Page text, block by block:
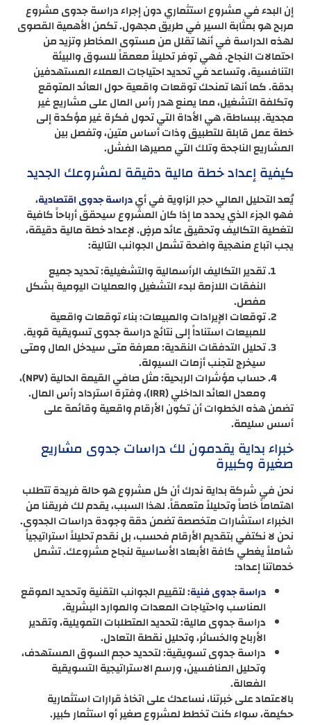
إن البدء في مشروع استثماري دون إجراء دراسة جدوى مشروع
مربح هو بمثابة السير في طريق مجهول. تكمن الأهمية القصوى
لهذه الدراسة في أنها تقلل من مستوى المخاطر وتزيد من
احتمالات النجاح. فهي توفر تحليلاً معمقاً للسوق والبيئة
التنافسية، وتساعد في تحديد احتياجات العملاء المستهدفين
بدقة. كما أنها تمنحك توقعات واقعية حول العائد المتوقع
وتكلفة التشغيل، مما يمنع هدر رأس المال على مشاريع غير
مجدية. ببساطة، هي الأداة التي تحول فكرة غير مؤكدة إلى
خطة عمل قابلة للتطبيق وذات أساس متين، وتفصل بين
المشاريع الناجحة وتلك التي مصيرها الفشل.
كيفية إعداد خطة مالية دقيقة لمشروعك الجديد
يُعد التحليل المالي حجر الزاوية في أيدراسة جدوى اقتصادية،
فهو الجزء الذي يحدد ما إذا كان المشروع سيحقق أرباحاً كافية
لتغطية التكاليف وتحقيق عائد مرضٍ. لإعداد خطة مالية دقيقة،
يجب اتباع منهجية واضحة تشمل الجوانب التالية:
تقدير التكاليف الرأسمالية والتشغيلية: تحديد جميع
النفقات اللازمة لبدء التشغيل والعمليات اليومية بشكل
مفصل.
توقعات الإيرادات والمبيعات: بناء توقعات واقعية
للمبيعات استناداً إلى نتائج دراسة جدوى تسويقية قوية.
تحليل التدفقات النقدية: معرفة متى سيدخل المال ومتى
سيخرج لتجنب أزمات السيولة.
حساب مؤشرات الربحية: مثل صافي القيمة الحالية (NPV)،
ومعدل العائد الداخلي (IRR)، وفترة استرداد رأس المال.
تضمن هذه الخطوات أن تكون الأرقام واقعية وقائمة على
أسس سليمة.
خبراء بداية يقدمون لك دراسات جدوى مشاريع
صغيرة وكبيرة
نحن في شركة بداية ندرك أن كل مشروع هو حالة فريدة تتطلب
اهتماماً خاصاً وتحليلاً متعمقاً. لهذا السبب، يقدم لك فريقنا من
الخبراء استشارات متخصصة تضمن دقة وجودة دراسات الجدوى.
نحن لا نكتفي بتقديم الأرقام فحسب، بل نقدم تحليلاً استراتيجياً
شاملاً يغطي كافة الأبعاد الأساسية لنجاح مشروعك. تشمل
خدماتنا إعداد:
دراسة جدوى فنية: لتقييم الجوانب التقنية وتحديد الموقع
المناسب واحتياجات المعدات والموارد البشرية.
دراسة جدوى مالية: لتحديد المتطلبات التمويلية، وتقدير
الأرباح والخسائر، وتحليل نقطة التعادل.
دراسة جدوى تسويقية: لتحديد حجم السوق المستهدف،
وتحليل المنافسين، ورسم الاستراتيجية التسويقية
الفعالة.
بالاعتماد على خبرتنا، نساعدك على اتخاذ قرارات استثمارية
حكيمة، سواء كنت تخطط لمشروع صغير أو استثمار كبير.